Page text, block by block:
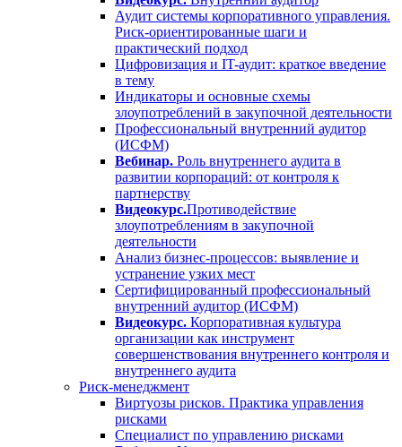
Аудит системы корпоративного управления.
Риск-ориентированные шаги и
практический подход
Цифровизация и IT-аудит: краткое введение
в тему
Индикаторы и основные схемы
злоупотреблений в закупочной деятельности
Профессиональный внутренний аудитор
(ИСФМ)
Вебинар. Роль внутреннего аудита в
развитии корпораций: от контроля к
партнерству
Видеокурс.Противодействие
злоупотреблениям в закупочной
деятельности
Анализ бизнес-процессов: выявление и
устранение узких мест
Сертифицированный профессиональный
внутренний аудитор (ИСФМ)
Видеокурс. Корпоративная культура
организации как инструмент
совершенствования внутреннего контроля и
внутреннего аудита
Риск-менеджмент
Виртуозы рисков. Практика управления
рисками
Специалист по управлению рисками